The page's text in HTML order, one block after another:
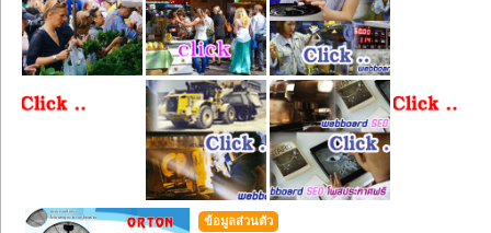
ข้อมูลส่วนตัว